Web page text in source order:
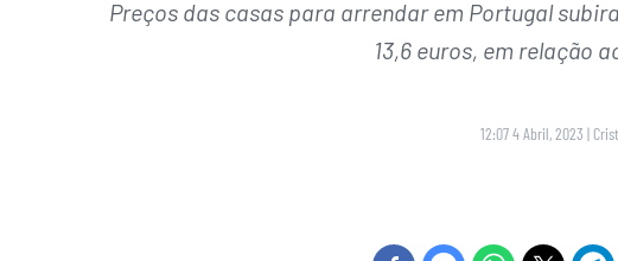
Preços das casas para arrendar em Portugal
13,6 euros, em relação
12:07 4 Abril, 2023 |